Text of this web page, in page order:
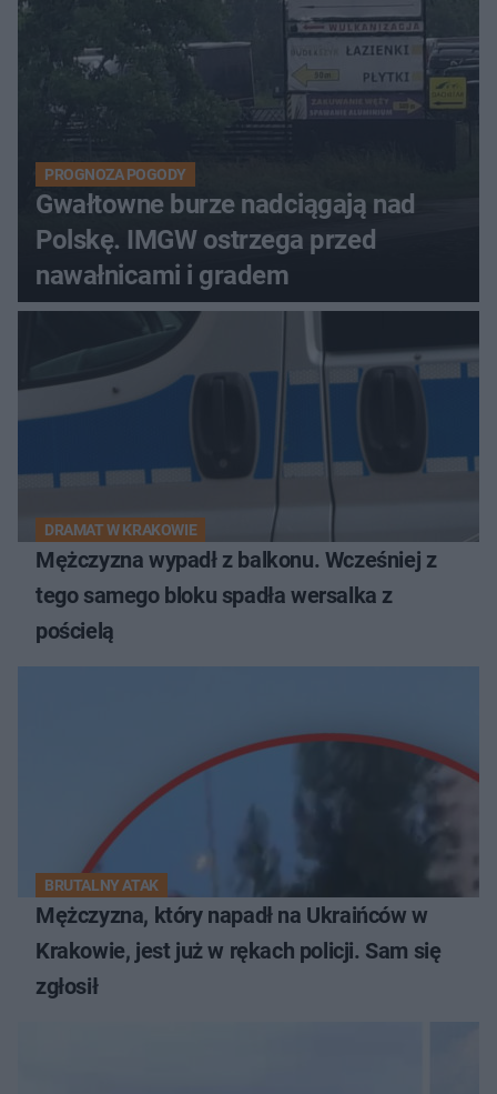
PROGNOZA POGODY
Gwałtowne burze nadciągają nad
Polskę. IMGW ostrzega przed
nawałnicami i gradem
DRAMAT W KRAKOWIE
Mężczyzna wypadł z balkonu. Wcześniej z
tego samego bloku spadła wersalka z
pościelą
BRUTALNY ATAK
Mężczyzna, który napadł na Ukraińców w
Krakowie, jest już w rękach policji. Sam się
zgłosił